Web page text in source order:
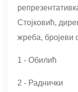
Стојковић,
жреба, бројеви
1 - Обилић
2 - Раднички